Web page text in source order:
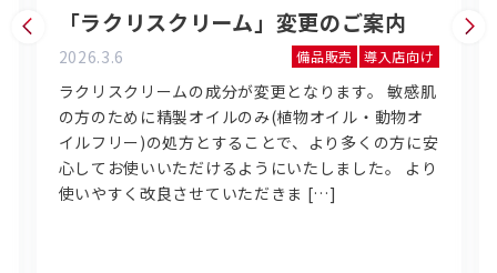
「ラクリスクリーム」変更のご案内
2026.3.6 備品販売 導入店向け
ラクリスクリームの成分が変更となります。 敏感肌
の方のために精製オイルのみ(植物オイル・動物オ
イルフリー)の処方とすることで、より多くの方に安
心してお使いいただけるようにいたしました。 より
使いやすく改良させていただきま […]